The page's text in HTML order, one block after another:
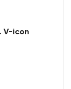
V-icon